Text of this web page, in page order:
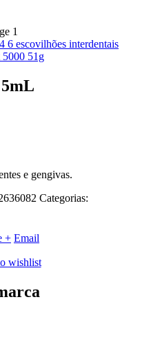
escovilhões interdentais
5000 51g
e gengivas.
Categorias:
+ Email
wishlist